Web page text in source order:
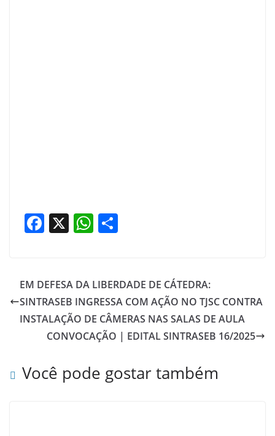
F
e
b
o
o
k
X W
s
A
p
p
e
EM DEFESA DA LIBERDADE DE CÁTEDRA:
SINTRASEB INGRESSA COM AÇÃO NO TJSC CONTRA
INSTALAÇÃO DE CÂMERAS NAS SALAS DE AULA
CONVOCAÇÃO | EDITAL SINTRASEB 16/2025
Você pode gostar também